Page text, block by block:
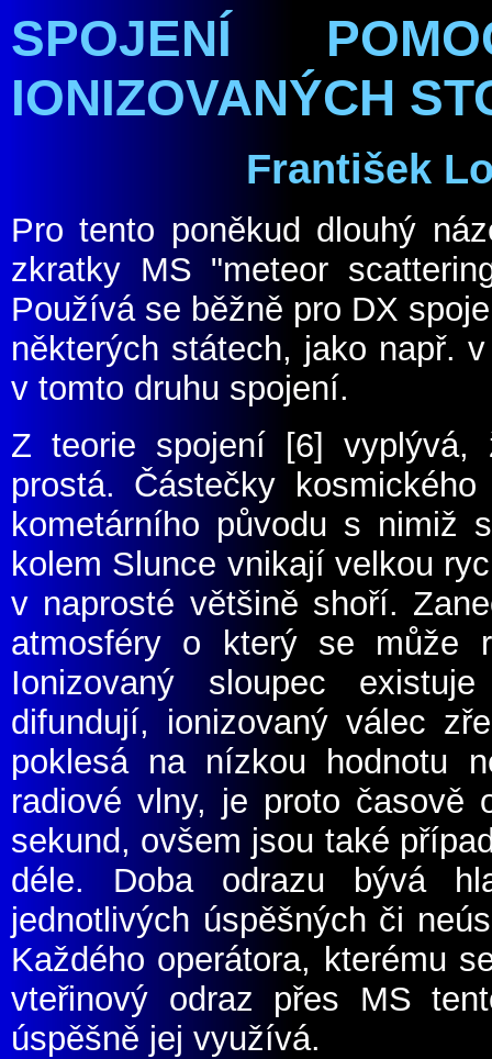
SPOJENÍ
IONIZOVANÝCH
František
Pro tento poněkud dlouhý
zkratky MS "meteor
Používá se běžně pro DX
některých státech, jako např.
v tomto druhu spojení.
Z teorie spojení
[6]
vyplývá,
prostá. Částečky
kometárního původu s nimiž
kolem Slunce vnikají velkou
v naprosté většině shoří.
atmosféry o který se může
Ionizovaný sloupec
difundují, ionizovaný válec
poklesá na nízkou hodnotu
radiové vlny, je proto časově
sekund, ovšem jsou také
déle. Doba odrazu bývá
jednotlivých úspěšných či
Každého operátora, kterému
vteřinový odraz přes MS
úspěšně jej využívá.